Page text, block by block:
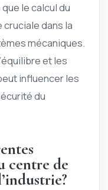
le calcul du
dans la
mécaniques.
et les
influencer les
du
centre de